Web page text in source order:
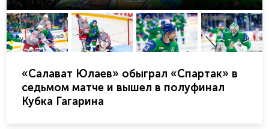
«Салават Юлаев» обыграл «Спартак» в
седьмом матче и вышел в полуфинал
Кубка Гагарина